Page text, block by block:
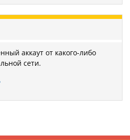
аккаут от какого-либо
сети.